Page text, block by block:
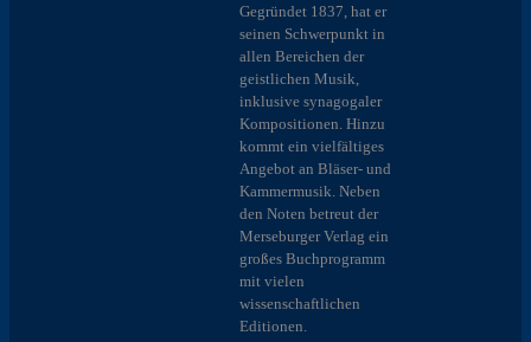
Gegründet 1837, hat er
seinen Schwerpunkt in
allen Bereichen der
geistlichen Musik,
inklusive synagogaler
Kompositionen. Hinzu
kommt ein vielfältiges
Angebot an Bläser- und
Kammermusik. Neben
den Noten betreut der
Merseburger Verlag ein
großes Buchprogramm
mit vielen
wissenschaftlichen
Editionen.